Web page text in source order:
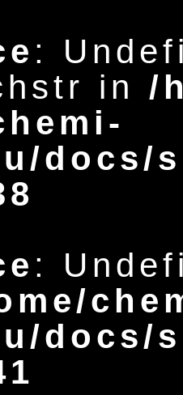
:
in /
docs/
:
docs/